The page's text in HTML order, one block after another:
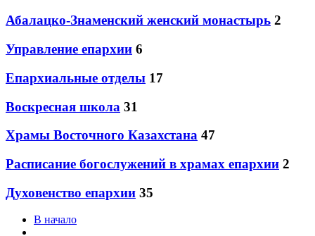
Абалацко-Знаменский женский монастырь 2
Управление епархии 6
Епархиальные отделы 17
Воскресная школа 31
Храмы Восточного Казахстана 47
Расписание богослужений в храмах епархии 2
Духовенство епархии 35
В начало